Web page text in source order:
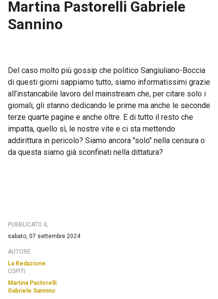
Martina Pastorelli Gabriele
Sannino
Del caso molto più gossip che politico Sangiuliano-Boccia
di questi giorni sappiamo tutto, siamo informatissimi grazie
all’instancabile lavoro del mainstream che, per citare solo i
giornali, gli stanno dedicando le prime ma anche le seconde
terze quarte pagine e anche oltre. E di tutto il resto che
impatta, quello sì, le nostre vite e ci sta mettendo
addirittura in pericolo? Siamo ancora "solo" nella censura o
da questa siamo già sconfinati nella dittatura?
PUBBLICATO IL
sabato, 07 settembre 2024
AUTORE
La Redazione
OSPITI
Martina Pastorelli
Gabriele Sannino